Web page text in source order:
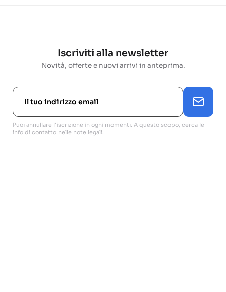
Iscriviti alla newsletter
Novità, offerte e nuovi arrivi in anteprima.
Puoi annullare l'iscrizione in ogni momenti. A questo scopo, cerca le
info di contatto nelle note legali.